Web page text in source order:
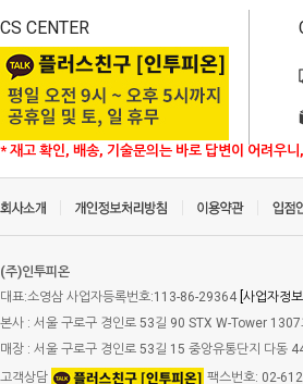
CS CENTER
* 재고 확인, 배송, 기술문의는 바로 답변이 어려우
(주)인투피온
대표:소영삼 사업자등록번호:113-86-29364 [사업자정
본사 : 서울 구로구 경인로 53길 90 STX W-Tower 1307
매장 : 서울 구로구 경인로 53길 15 중앙유통단지 다동
고객상담
팩스번호: 02-